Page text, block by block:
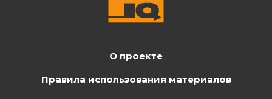
О проекте
Правила использования материалов